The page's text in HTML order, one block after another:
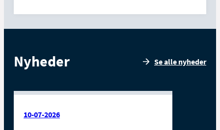
Nyheder Se alle nyheder
10-07-2026